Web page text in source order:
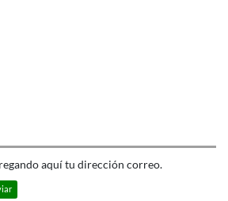
aquí tu dirección correo.